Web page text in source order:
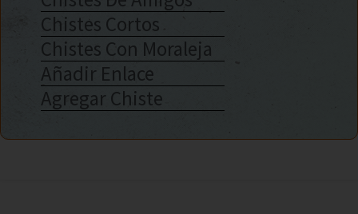
Chistes Cortos
Chistes Con Moraleja
Añadir Enlace
Agregar Chiste